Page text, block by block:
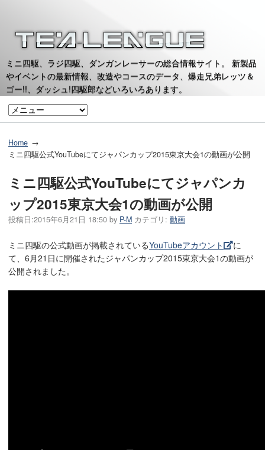
ミニ四駆、ラジ四駆、ダンガンレーサーの総合情報サイト。 新製品
やイベントの最新情報、改造やコースのデータ、爆走兄弟レッツ＆
ゴー!!、ダッシュ!四駆郎などいろいろあります。
Home
ミニ四駆公式YouTubeにてジャパンカップ2015東京大会1の動画が公開
ミニ四駆公式YouTubeにてジャパンカ
ップ2015東京大会1の動画が公開
投稿日:2015年6月21日 18:50 by P-M カテゴリ: 動画
ミニ四駆の公式動画が掲載されているYouTubeアカウント
に
て、6月21日に開催されたジャパンカップ2015東京大会1の動画が
公開されました。